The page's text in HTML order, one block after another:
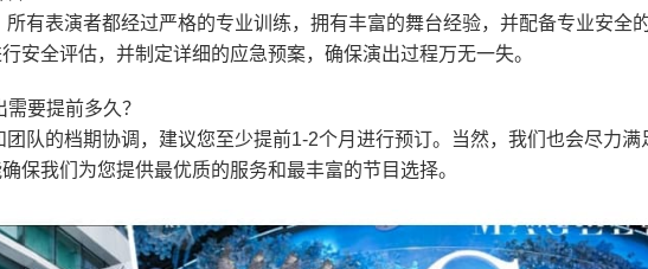
有表演者都经过严格的专业训练，拥有丰富的舞台经验，并配备专业安全
安全评估，并制定详细的应急预案，确保演出过程万无一失。
要提前多久？
队的档期协调，建议您至少提前1-2个月进行预订。当然，我们也会尽力满
保我们为您提供最优质的服务和最丰富的节目选择。